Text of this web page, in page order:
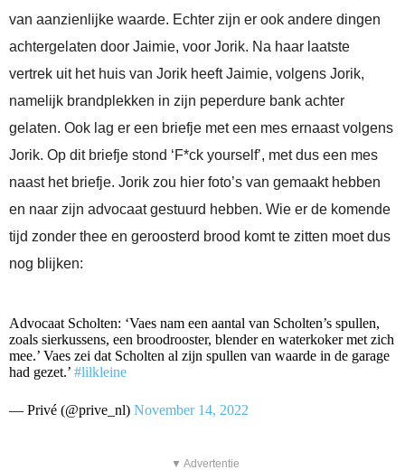
van aanzienlijke waarde. Echter zijn er ook andere dingen
achtergelaten door Jaimie, voor Jorik. Na haar laatste
vertrek uit het huis van Jorik heeft Jaimie, volgens Jorik,
namelijk brandplekken in zijn peperdure bank achter
gelaten. Ook lag er een briefje met een mes ernaast volgens
Jorik. Op dit briefje stond ‘F*ck yourself’, met dus een mes
naast het briefje. Jorik zou hier foto’s van gemaakt hebben
en naar zijn advocaat gestuurd hebben. Wie er de komende
tijd zonder thee en geroosterd brood komt te zitten moet dus
nog blijken:
Advocaat Scholten: ‘Vaes nam een aantal van Scholten’s spullen,
zoals sierkussens, een broodrooster, blender en waterkoker met zich
mee.’ Vaes zei dat Scholten al zijn spullen van waarde in de garage
had gezet.’ #lilkleine
— Privé (@prive_nl) November 14, 2022
▼ Advertentie